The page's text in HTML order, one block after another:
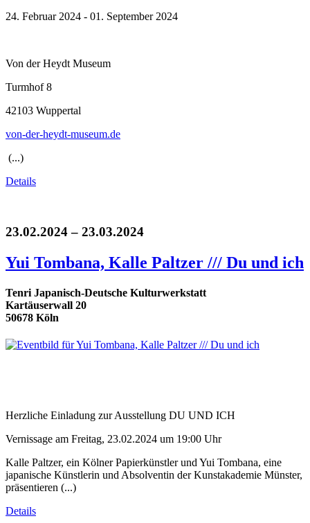
24. Februar 2024 - 01. September 2024
Von der Heydt Museum
Turmhof 8
42103 Wuppertal
von-der-heydt-museum.de
(...)
Details
23.02.2024 – 23.03.2024
Yui Tombana, Kalle Paltzer /// Du und ich
Tenri Japanisch-Deutsche Kulturwerkstatt
Kartäuserwall 20
50678 Köln
Herzliche Einladung zur Ausstellung DU UND ICH
Vernissage am Freitag, 23.02.2024 um 19:00 Uhr
Kalle Paltzer, ein Kölner Papierkünstler und Yui Tombana, eine
japanische Künstlerin und Absolventin der Kunstakademie Münster,
präsentieren (...)
Details